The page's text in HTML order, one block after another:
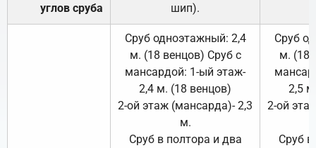
углов сруба
шип).
Сруб одноэтажный: 2,4
м. (18 венцов) Сруб с
мансардой: 1-ый этаж-
2,4 м. (18 венцов)
2-ой этаж (мансарда)- 2,3
м.
Сруб в полтора и два
Сруб
м. (18
2,5
2-ой
Сруб